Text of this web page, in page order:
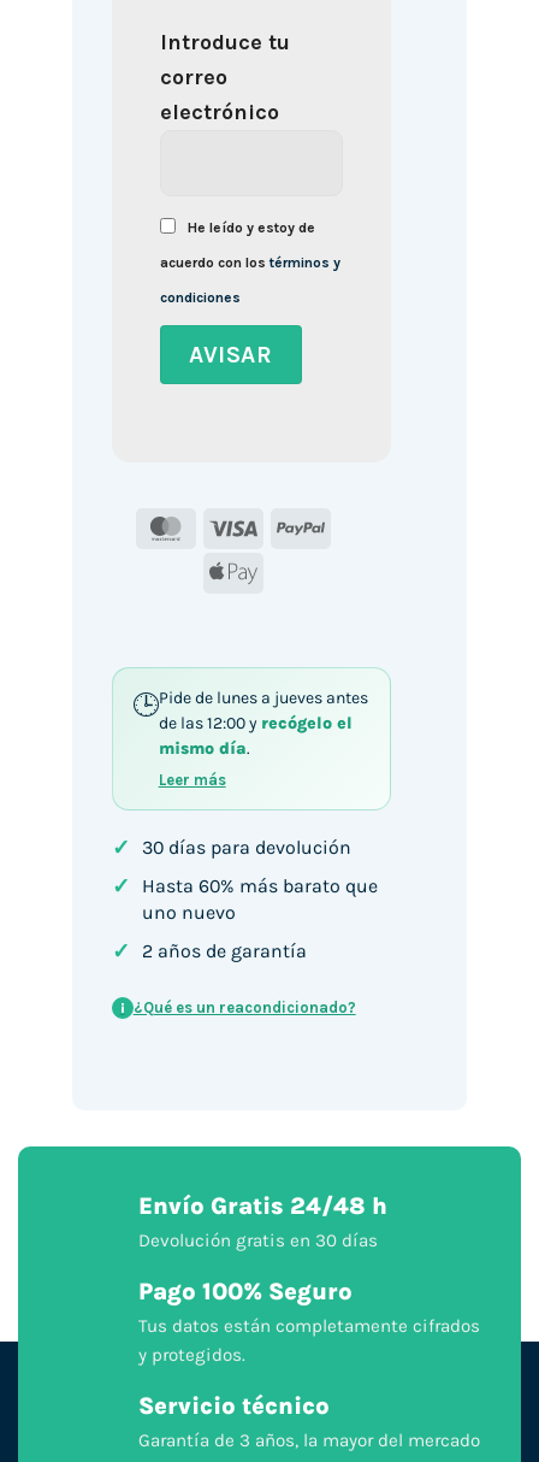
Introduce tu
correo
electrónico
He leído y estoy de
acuerdo con lostérminos y
condiciones
MasterCard
Visa
PayPal
Apple
Pide de lunes a jueves antes
de las 12:00 y recógelo el
mismo día.
Leer más
✓ 30 días para devolución
✓
Hasta 60% más barato que
uno nuevo
✓ 2 años de garantía
i ¿Qué es un reacondicionado?
Envío Gratis 24/48 h
Devolución gratis en 30 días
Pago 100% Seguro
Tus datos están completamente cifrados
y protegidos.
Servicio técnico
Garantía de 3 años, la mayor del mercado